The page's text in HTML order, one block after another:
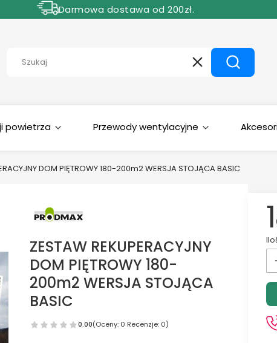
Darmowa dostawa od 200zł.
WyczyśćSzukaj
powietrza Przewody wentylacyjne
DOM PIĘTROWY 180-200m2 WERSJA STOJĄCA BASIC
ZESTAW REKUPERACYJNY
DOM PIĘTROWY 180-
200m2 WERSJA STOJĄCA
BASIC
0.00(Oceny: 0 Recenzje: 0)